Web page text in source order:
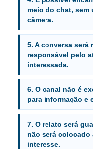
Comissão
Comitê Gestor do
no Âmbito do
Grupo
Comitê de
Comitê
Comissão de
Comissão
Automação e IA
meio do chat, sem
câmera.
5. A conversa será
responsável pelo
interessada.
6. O canal não é
para informação e
7. O relato será
não será colocado
interesse.